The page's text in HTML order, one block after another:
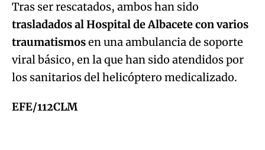
Tras ser rescatados, ambos han sido
trasladados al Hospital de Albacete con varios
traumatismosen una ambulancia de soporte
viral básico, en la que han sido atendidos por
los sanitarios del helicóptero medicalizado.
EFE/112CLM